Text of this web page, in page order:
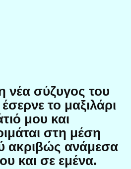
νέα σύζυγος του
το μαξιλάρι
μου και
στη μέση
ακριβώς ανάμεσα
και σε εμένα.